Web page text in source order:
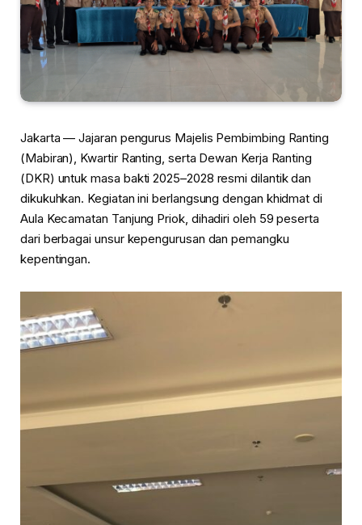
Jakarta — Jajaran pengurus Majelis Pembimbing Ranting
(Mabiran), Kwartir Ranting, serta Dewan Kerja Ranting
(DKR) untuk masa bakti 2025–2028 resmi dilantik dan
dikukuhkan. Kegiatan ini berlangsung dengan khidmat di
Aula Kecamatan Tanjung Priok, dihadiri oleh 59 peserta
dari berbagai unsur kepengurusan dan pemangku
kepentingan.